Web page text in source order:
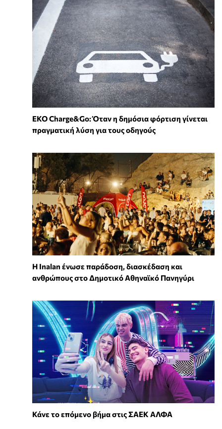
EKO Charge&Go: Όταν η δημόσια φόρτιση γίνεται
πραγματική λύση για τους οδηγούς
Η Inalan ένωσε παράδοση, διασκέδαση και
ανθρώπους στο Δημοτικό Αθηναϊκό Πανηγύρι
Κάνε το επόμενο βήμα στις ΣΑΕΚ ΑΛΦΑ